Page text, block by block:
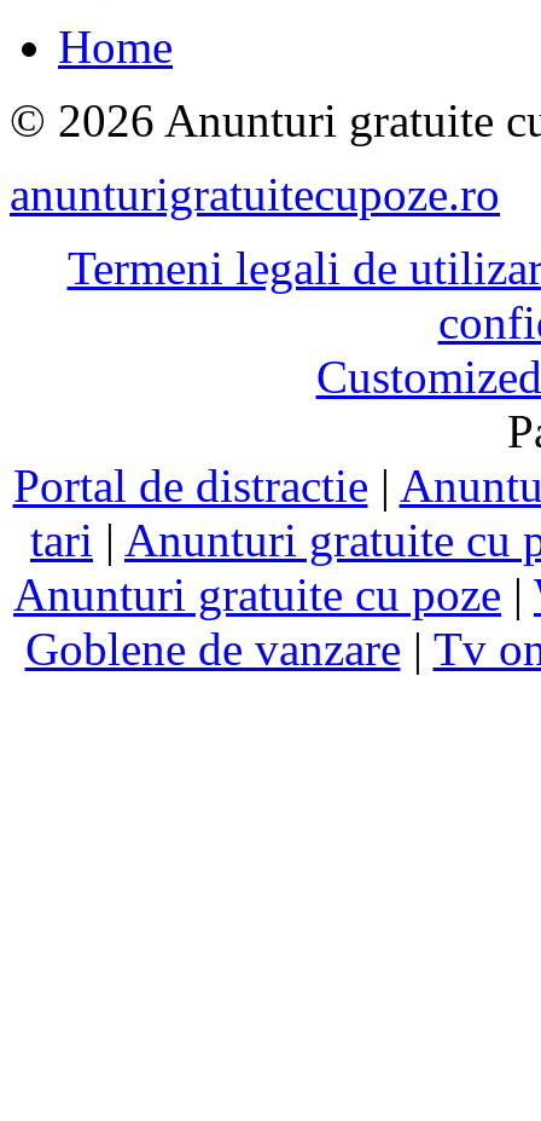
Home
© 2026 Anunturi gratuite
anunturigratuitecupoze.ro
Termeni legali de
Portal de distractie |
tari | Anunturi gratuite cu
Anunturi gratuite cu poze |
Goblene de vanzare | Tv